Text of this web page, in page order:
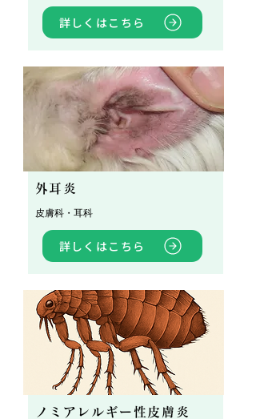
詳しくはこちら
外耳炎
皮膚科・耳科
詳しくはこちら
ノミアレルギー性皮膚炎